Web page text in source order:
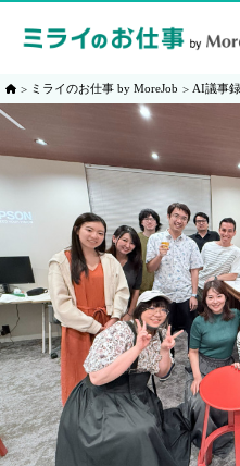
ミライのお仕事 by MoreJob AI議事